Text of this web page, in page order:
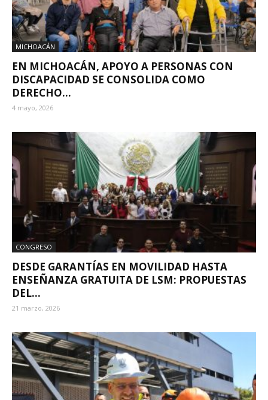
MICHOACÁN
EN MICHOACÁN, APOYO A PERSONAS CON
DISCAPACIDAD SE CONSOLIDA COMO
DERECHO...
4 mayo, 2026
CONGRESO
DESDE GARANTÍAS EN MOVILIDAD HASTA
ENSEÑANZA GRATUITA DE LSM: PROPUESTAS
DEL...
21 marzo, 2026